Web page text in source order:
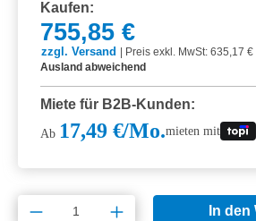
Kaufen:
755,85 €
zzgl. Versand
Preis exkl. MwSt: 635,17 €
Ausland abweichend
Miete für B2B-Kunden:
Ab 17,49 €/Mo.mieten mit
Produkt Anzahl: Gib den
In